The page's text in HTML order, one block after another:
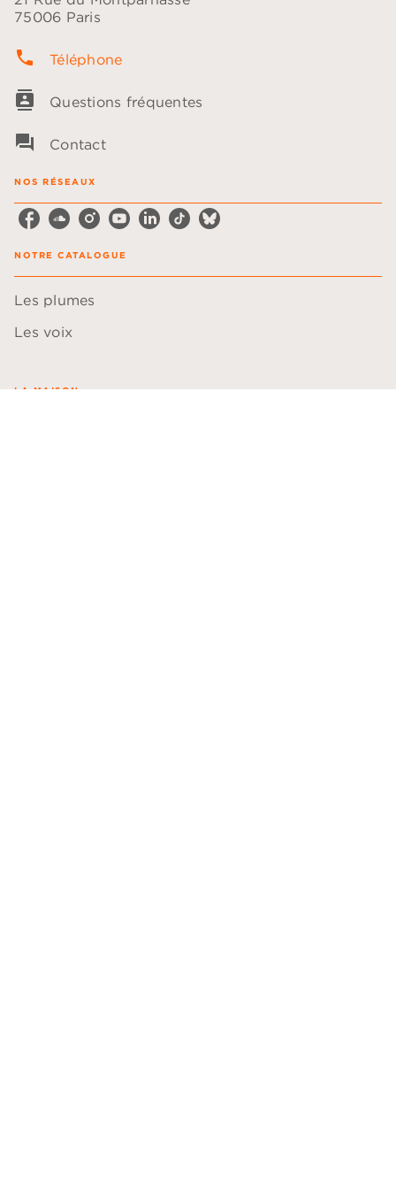
75006 Paris
phone Téléphone
contacts Questions fréquentes
question_answer Contact
NOS RÉSEAUX
NOTRE CATALOGUE
Les plumes
Les voix
LA MAISON